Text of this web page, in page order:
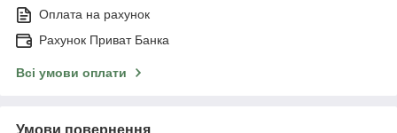
Оплата на рахунок
Рахунок Приват Банка
Всі умови оплати